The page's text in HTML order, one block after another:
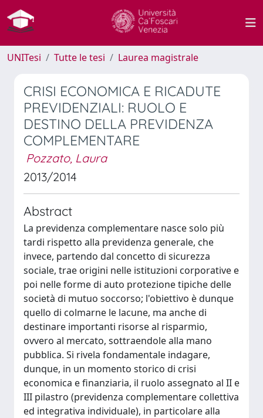
UNITesi Tutte le tesi Laurea magistrale
CRISI ECONOMICA E RICADUTE
PREVIDENZIALI: RUOLO E
DESTINO DELLA PREVIDENZA
COMPLEMENTARE
Pozzato, Laura
2013/2014
Abstract
La previdenza complementare nasce solo più
tardi rispetto alla previdenza generale, che
invece, partendo dal concetto di sicurezza
sociale, trae origini nelle istituzioni corporative e
poi nelle forme di auto protezione tipiche delle
società di mutuo soccorso; l'obiettivo è dunque
quello di colmarne le lacune, ma anche di
destinare importanti risorse al risparmio,
ovvero al mercato, sottraendole alla mano
pubblica. Si rivela fondamentale indagare,
dunque, in un momento storico di crisi
economica e finanziaria, il ruolo assegnato al II e
III pilastro (previdenza complementare collettiva
ed integrativa individuale), in particolare alla